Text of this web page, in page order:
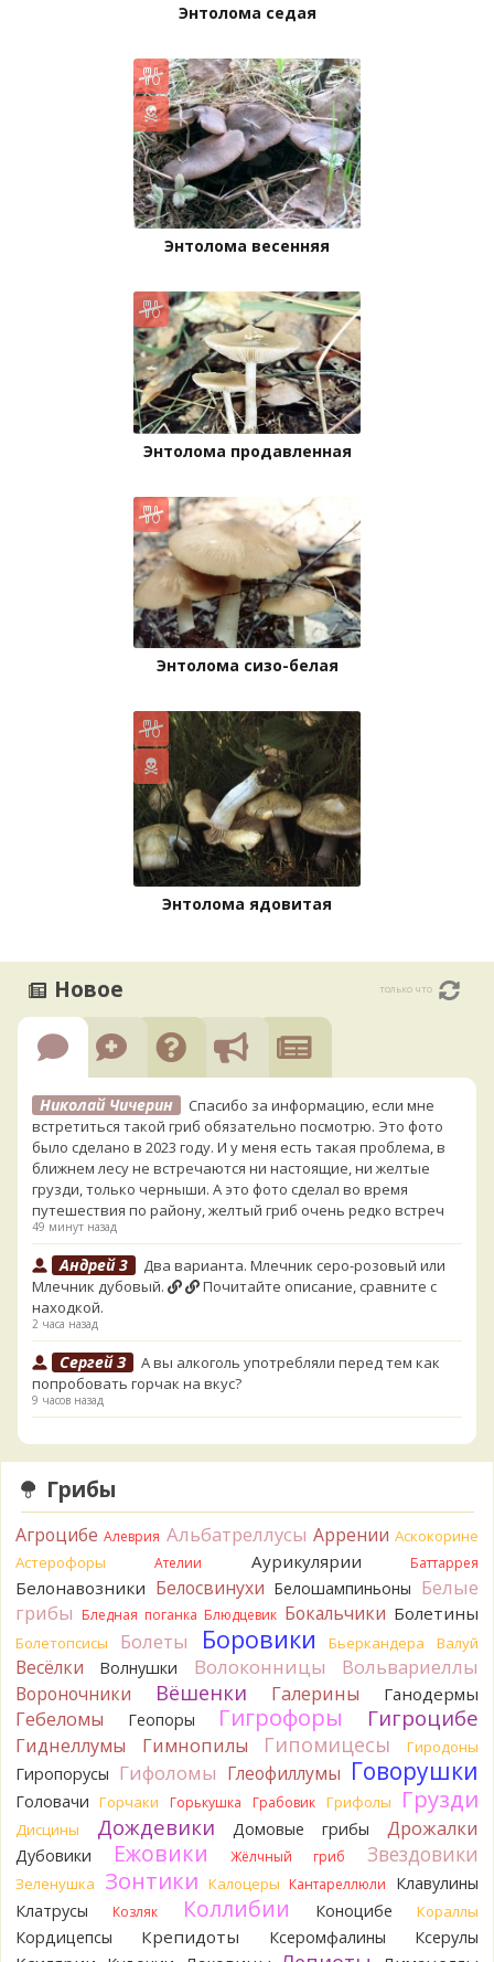
Энтолома седая
Энтолома весенняя
Энтолома продавленная
Энтолома сизо-белая
Энтолома ядовитая
Новое только что
Николай Чичерин
Спасибо за информацию, если мне
встретиться такой гриб обязательно посмотрю. Это фото
было сделано в 2023 году. И у меня есть такая проблема, в
ближнем лесу не встречаются ни настоящие, ни желтые
грузди, только черныши. А это фото сделал во время
путешествия по району, желтый гриб очень редко встреч
49 минут назад
Андрей 3
Два варианта. Млечник серо-розовый или
Млечник дубовый.
Почитайте описание, сравните с
находкой.
2 часа назад
Сергей З
А вы алкоголь употребляли перед тем как
попробовать горчак на вкус?
9 часов назад
лизнул, и пожевал, но горечи не почувствовал. Супруга
лизнула - ей горький, как таблетка. Детям тоже не горький.
То что это именно горчак сомнений нет. Но вот такие
индивидуальные вкусовые особенности.)Гриб, конечно,
выкинули.
14 часов назад
Verona Говорушка булавоногая могла бы вырасти...
15 часов назад
Misha35 Спасибо!!!
15 часов назад
Вот как раз зонтика пестрого там
точно нет! P.S. Вячеслав, мы ждём ваших подтверждений
насчёт того, что на разных фото не один и тот же гриб. Они
и по виду разные, а не просто разные экземпляры. Но
хорошо было бы упорядочить это с вашим участием.
Разные грибы нужно разнести по разным вопросам!
15 часов назад
BorisM Однозначно польский!
15 часов назад
BorisM
Николай, дайте уточнение насчёт изменения
цвета гриба на срезе. Без этой информации до конца
Грибы
Агроцибе Алеврия Альбатреллусы Аррении Аскокорине
Астерофоры
Ателии Аурикулярии Баттаррея
Белонавозники Белосвинухи Белошампиньоны Белые
грибы Бледная поганка Блюдцевик Бокальчики Болетины
Болетопсисы Болеты Боровики Бьеркандера Валуй
Весёлки Волнушки Волоконницы Вольвариеллы
Вороночники Вёшенки Галерины Ганодермы
Гебеломы Геопоры Гигрофоры Гигроцибе
Гиднеллумы Гимнопилы Гипомицесы Гиродоны
Гиропорусы Гифоломы Глеофиллумы Говорушки
Головачи Горчаки Горькушка Грабовик Грифолы Грузди
Дисцины Дождевики Домовые грибы Дрожалки
Дубовики Ежовики Жёлчный гриб Звездовики
Зеленушка Зонтики Калоцеры Кантареллюли
Клавулины
Клатрусы
Козляк Коллибии Коноцибе Кораллы
Кордицепсы Крепидоты Ксеромфалины Ксерулы